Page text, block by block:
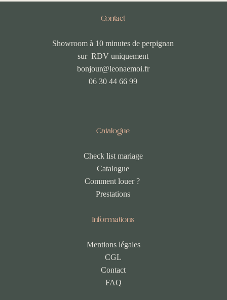
Contact
Showroom à 10 minutes de perpignan
sur RDV uniquement
bonjour@leonaemoi.fr
06 30 44 66 99
Catalogue
Check list mariage
Catalogue
Comment louer ?
Prestations
Informations
Mentions légales
CGL
Contact
FAQ